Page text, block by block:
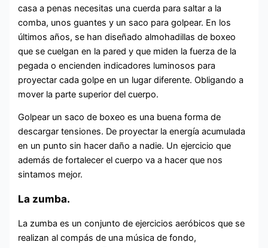
casa a penas necesitas una cuerda para saltar a la
comba, unos guantes y un saco para golpear. En los
últimos años, se han diseñado almohadillas de boxeo
que se cuelgan en la pared y que miden la fuerza de la
pegada o encienden indicadores luminosos para
proyectar cada golpe en un lugar diferente. Obligando a
mover la parte superior del cuerpo.
Golpear un saco de boxeo es una buena forma de
descargar tensiones. De proyectar la energía acumulada
en un punto sin hacer daño a nadie. Un ejercicio que
además de fortalecer el cuerpo va a hacer que nos
sintamos mejor.
La zumba.
La zumba es un conjunto de ejercicios aeróbicos que se
realizan al compás de una música de fondo,